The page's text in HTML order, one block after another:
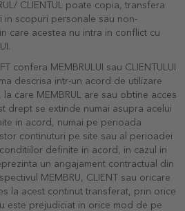
CLIENTUL poate copia, transfera
in scopuri personale sau non-
care acestea nu intra in conflict cu
confera MEMBRULUI sau CLIENTULUI
descrisa intr-un acord de utilizare
care MEMBRUL are sau obtine acces
drept se extinde numai asupra acelui
in acord, numai pe perioada
continuturi pe site sau al perioadei
definite in acord, in cazul in
un angajament contractual din
MEMBRU, CLIENT sau oricare
la acest continut transferat, prin orice
este prejudiciat in orice mod de pe